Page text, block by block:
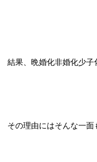
結果、晩婚化非婚化少子
その理由にはそんな一面